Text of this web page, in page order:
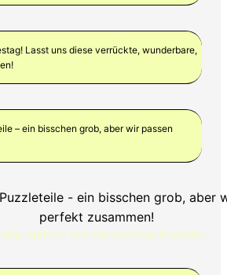
Lasst uns diese verrückte, wunderbare,
– ein bisschen grob, aber wir passen
Sprüche zum Hochzeitstag Kostenlos